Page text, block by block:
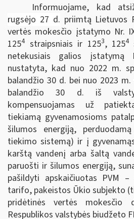
Informuojame, kad
rugsėjo 27 d. priimtą Lietuvos
vertės mokesčio įstatymo Nr.
1254straipsniais ir 1253, 1254
netekusiais galios įstatymą
nustatyta, kad nuo 2022 m.
balandžio 30 d. bei nuo 2023
balandžio 30 d. iš
kompensuojamas už
tiekiamą gyvenamosioms
šilumos energiją,
tiekimo sistemą) ir į
karštą vandenį arba šaltą
paruošti ir šilumos energiją,
pašildyti apskaičiuotas PVM
tarifo, pakeistos Ūkio subjekto
pridėtinės vertės mokesčio
Respublikos valstybės biudžeto